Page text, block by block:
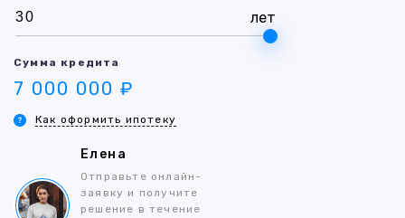
лет
Сумма кредита
7 000 000 ₽
Как оформить ипотеку
Елена
Отправьте онлайн-
заявку и получите
решение в течение